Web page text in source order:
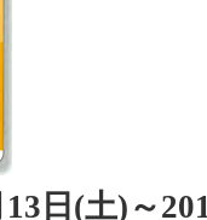
13日(土)～